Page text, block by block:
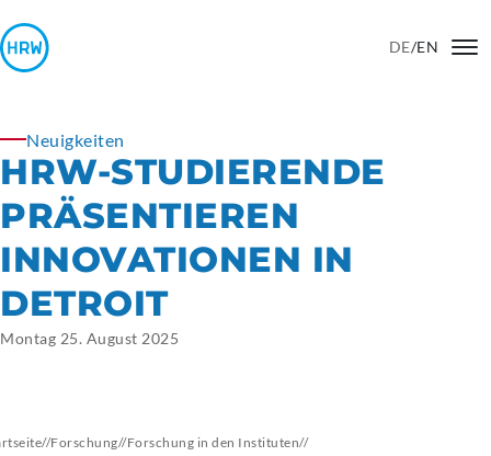
DE/EN
Neuigkeiten
HRW-STUDIERENDE
PRÄSENTIEREN
INNOVATIONEN IN
DETROIT
Montag 25. August 2025
//Forschung//Forschung in den Instituten//